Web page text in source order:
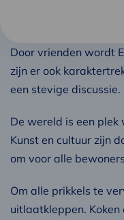
Door vrienden wordt
zijn er ook
een stevige discussie.
De wereld is een plek
Kunst en cultuur zijn
om voor alle
Om alle prikkels te
uitlaatkleppen. Koken